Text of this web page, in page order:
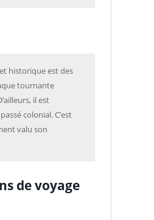
historique est des
tournante
il est
colonial. C’est
valu son
de voyage